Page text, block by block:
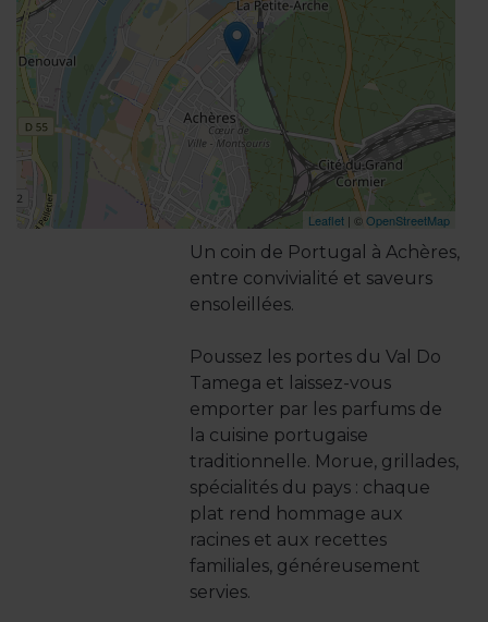
Leaflet | ©OpenStreetMap
Un coin de Portugal à Achères,
entre convivialité et saveurs
ensoleillées.
Poussez les portes du Val Do
Tamega et laissez-vous
emporter par les parfums de
la cuisine portugaise
traditionnelle. Morue, grillades,
spécialités du pays : chaque
plat rend hommage aux
racines et aux recettes
familiales, généreusement
servies.